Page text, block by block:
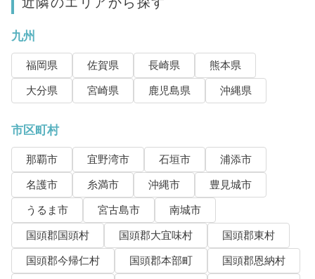
九州
福岡県 佐賀県 長崎県
熊本県
大分県
宮崎県 鹿児島県 沖縄県
市区町村
那覇市 宜野湾市 石垣市
浦添市
名護市
糸満市 沖縄市
豊見城市
うるま市
宮古島市
南城市
国頭郡国頭村
国頭郡大宜味村
国頭郡東村
国頭郡今帰仁村
国頭郡本部町
国頭郡恩納村